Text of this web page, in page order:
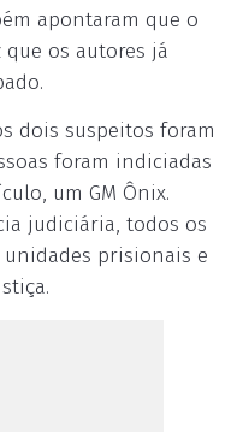
apontaram que o
os autores já
dois suspeitos foram
foram indiciadas
um GM Ônix.
judiciária, todos os
prisionais e